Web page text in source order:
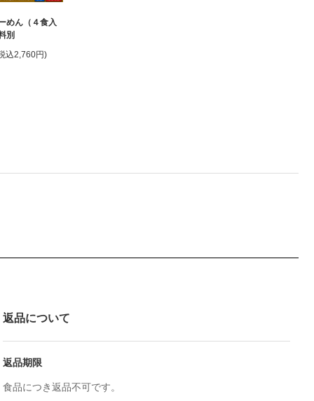
めん（４食入
別
込2,760円)
返品について
返品期限
食品につき返品不可です。